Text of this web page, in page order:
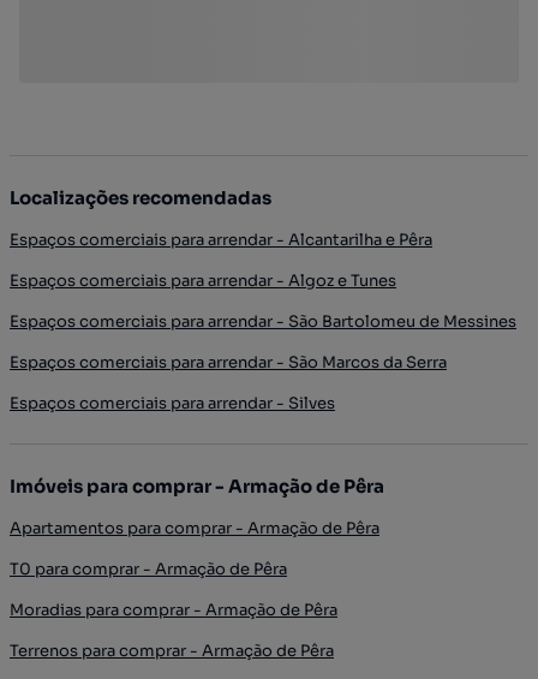
Localizações recomendadas
Espaços comerciais para arrendar - Alcantarilha e Pêra
Espaços comerciais para arrendar - Algoz e Tunes
Espaços comerciais para arrendar - São Bartolomeu de Messines
Espaços comerciais para arrendar - São Marcos da Serra
Espaços comerciais para arrendar - Silves
Imóveis para comprar - Armação de Pêra
Apartamentos para comprar - Armação de Pêra
T0 para comprar - Armação de Pêra
Moradias para comprar - Armação de Pêra
Terrenos para comprar - Armação de Pêra